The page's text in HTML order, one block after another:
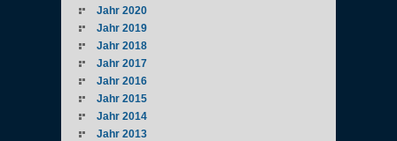
Jahr 2020
Jahr 2019
Jahr 2018
Jahr 2017
Jahr 2016
Jahr 2015
Jahr 2014
Jahr 2013